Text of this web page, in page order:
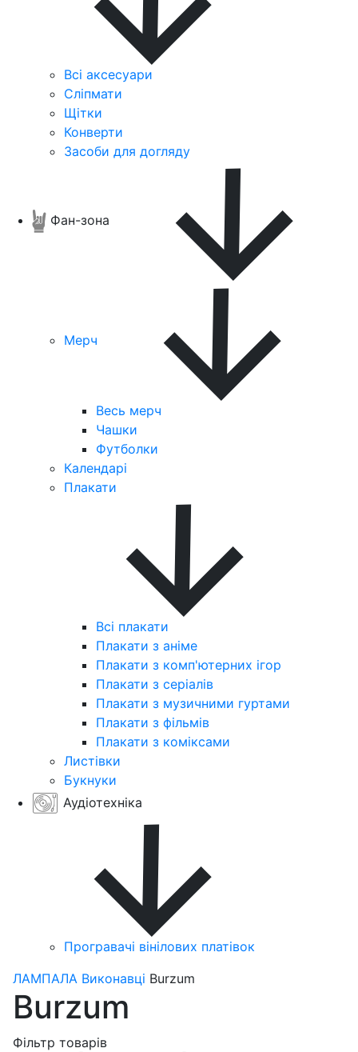
Всі аксесуари
Сліпмати
Щітки
Конверти
Засоби для догляду
Фан-зона
Мерч
Весь мерч
Чашки
Футболки
Календарі
Плакати
Всі плакати
Плакати з аніме
Плакати з комп'ютерних ігор
Плакати з серіалів
Плакати з музичними гуртами
Плакати з фільмів
Плакати з коміксами
Листівки
Букнуки
Аудіотехніка
Програвачі вінілових платівок
ЛАМПАЛА Виконавці Burzum
Burzum
Фільтр товарів